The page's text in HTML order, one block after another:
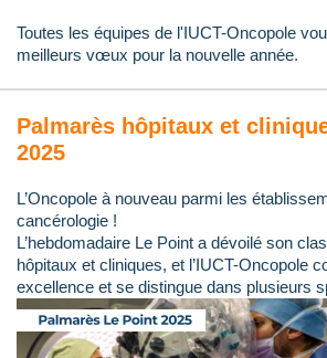
Toutes les équipes de l'IUCT-Oncopole
meilleurs vœux pour la nouvelle année.
Palmarès hôpitaux et
2025
L’Oncopole à nouveau parmi les
cancérologie !
L’hebdomadaire Le Point a dévoilé son
hôpitaux et cliniques, et l’IUCT-Oncopole
excellence et se distingue dans plusieurs